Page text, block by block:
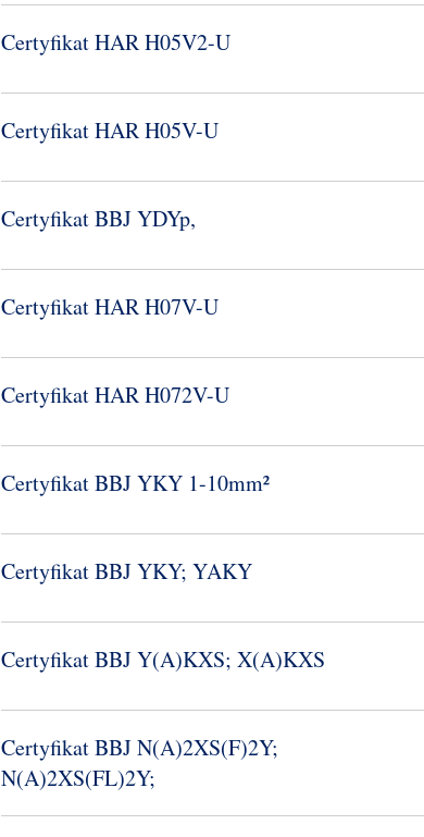
Certyfikat HAR H05V2-​U
Certyfikat HAR H05V-​U
Certyfikat BBJ YDYp,
Certyfikat HAR H07V-​U
Certyfikat HAR H072V-​U
Certyfikat BBJ YKY 1-​10mm²
Certyfikat BBJ YKY; YAKY
Certyfikat BBJ Y(A)KXS; X(A)KXS
Certyfikat BBJ N(A)2XS(F)2Y;
N(A)2XS(FL)2Y;